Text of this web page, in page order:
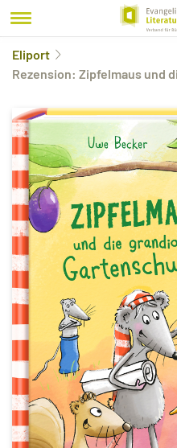
Eliport
Rezension: Zipfelmaus und